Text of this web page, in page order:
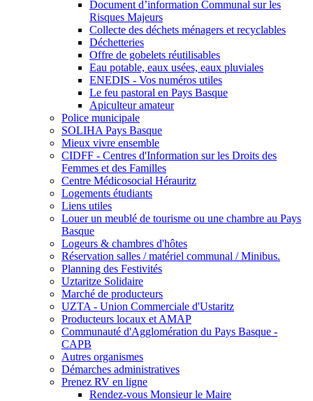
Document d’information Communal sur les
Risques Majeurs
Collecte des déchets ménagers et recyclables
Déchetteries
Offre de gobelets réutilisables
Eau potable, eaux usées, eaux pluviales
ENEDIS - Vos numéros utiles
Le feu pastoral en Pays Basque
Apiculteur amateur
Police municipale
SOLIHA Pays Basque
Mieux vivre ensemble
CIDFF - Centres d'Information sur les Droits des
Femmes et des Familles
Centre Médicosocial Hérauritz
Logements étudiants
Liens utiles
Louer un meublé de tourisme ou une chambre au Pays
Basque
Logeurs & chambres d'hôtes
Réservation salles / matériel communal / Minibus.
Planning des Festivités
Uztaritze Solidaire
Marché de producteurs
UZTA - Union Commerciale d'Ustaritz
Producteurs locaux et AMAP
Communauté d'Agglomération du Pays Basque -
CAPB
Autres organismes
Démarches administratives
Prenez RV en ligne
Rendez-vous Monsieur le Maire